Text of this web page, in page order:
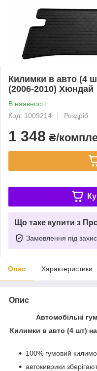
Килимки в авто (4
(2006-2010) Хюндай
В наявності
Код: 1009214
Роздріб
1 348 ₴/
Що таке купити з
Замовлення під
Опис Характеристики
Опис
Автомобільні
Килимки в авто (4 шт)
100% гумовий
автокиврики